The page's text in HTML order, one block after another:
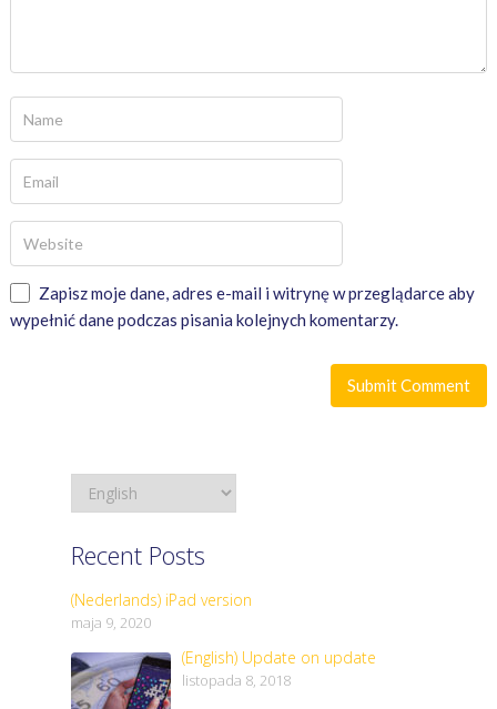
Zapisz moje dane, adres e-mail i witrynę w przeglądarce aby
wypełnić dane podczas pisania kolejnych komentarzy.
Recent Posts
(Nederlands) iPad version
maja 9, 2020
(English) Update on update
listopada 8, 2018